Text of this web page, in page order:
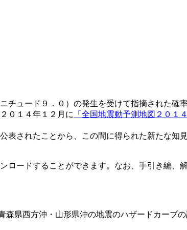
ュード９．０）の発生を受けて指摘された確
０１４年１２月に
「全国地震動予測地図２０１
公表されたことから、この間に得られた新たな知
ロードすることができます。なお、手引き編、
県西方沖・山形県沖の地震のハザードカーブ